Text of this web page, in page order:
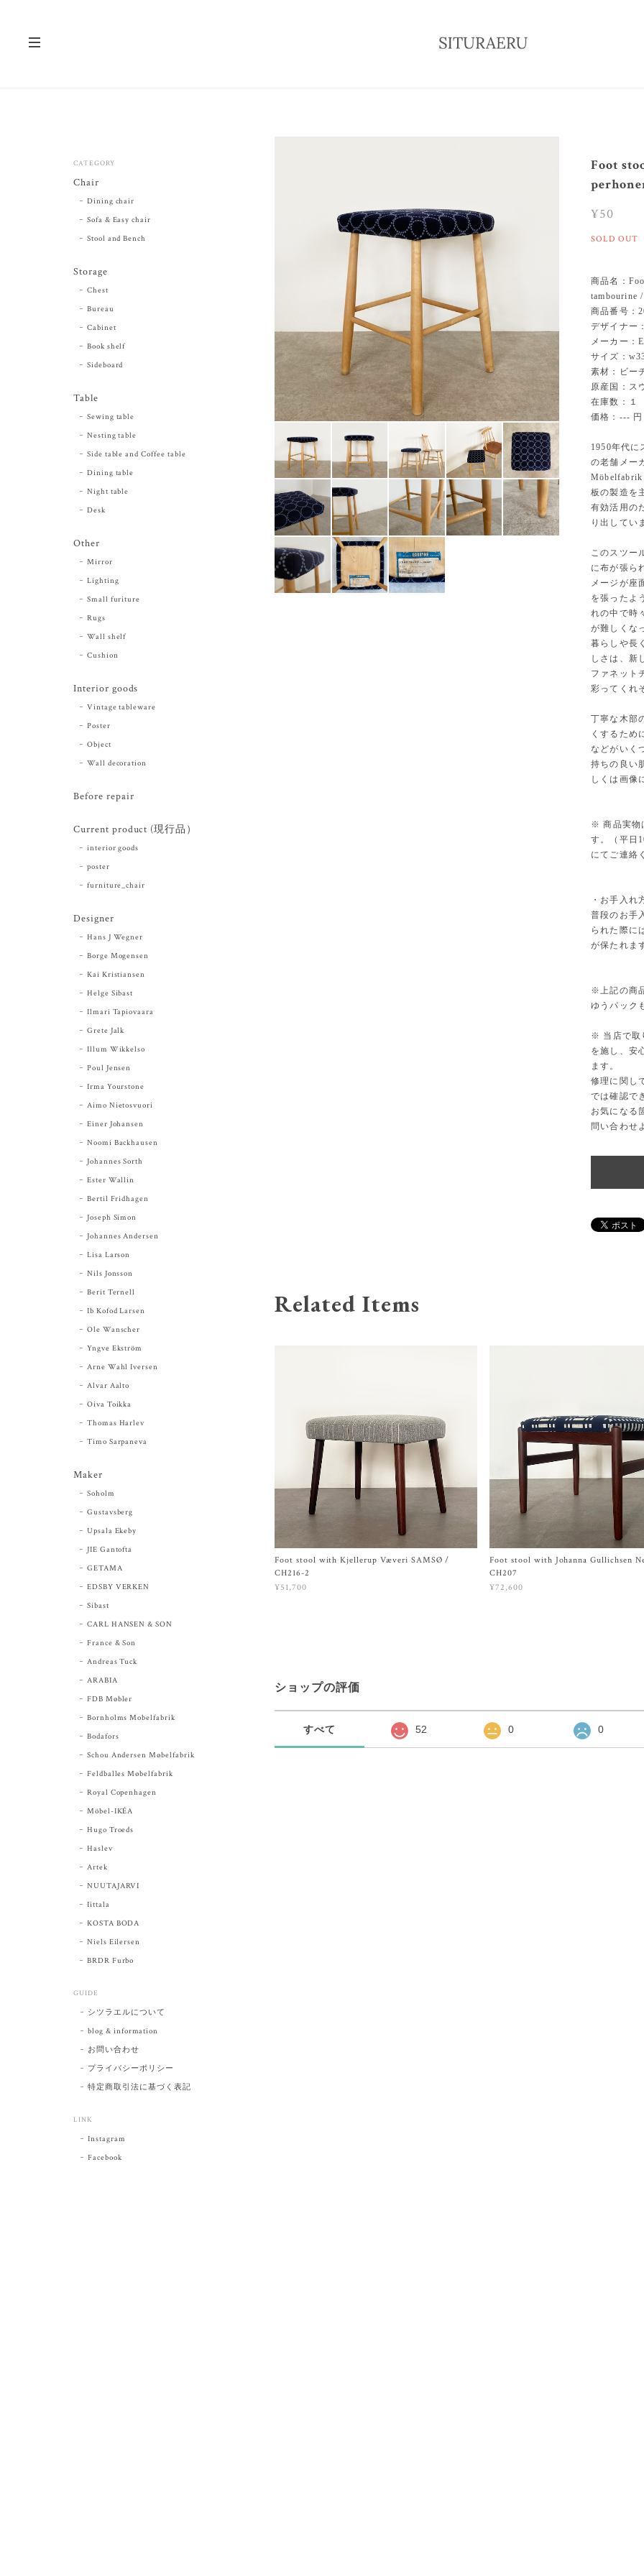
Foot
¥50
SOLD OUT
商品名：
tambourine
商品番号：
デザイナー
メーカー：
サイズ：
素材：ビー
原産国：ス
在庫数：１
価格：--- 円
1950年代に
の老舗メー
Möbelfabrik
板の製造を
有効活用の
り出してい
このスツー
に布が張ら
メージが座
を張ったよ
れの中で時
が難しくな
暮らしや長
しさは、新
ファネット
彩ってくれ
丁寧な木部
くするため
などがいく
持ちの良い
しくは画像
※ 商品実物
す。（平日
にてご連絡
・お手入れ
普段のお手
られた際に
が保たれま
※上記の商
ゆうパック
※ 当店で取
を施し、安
ます。
修理に関し
では確認で
お気になる
問い合わせ
Related Items
Foot stool with Kjellerup Væveri SAMSØ /
CH216-2
¥51,700
Foot stool with Johanna Gullichsen
CH207
¥72,600
ショップの評価
すべて 52 0 0
CATEGORY
Chair
Dining chair
Sofa & Easy chair
Stool and Bench
Storage
Chest
Bureau
Cabinet
Book shelf
Sideboard
Table
Sewing table
Nesting table
Side table and Coffee table
Dining table
Night table
Desk
Other
Mirror
Lighting
Small furiture
Rugs
Wall shelf
Cushion
Interior goods
Vintage tableware
Poster
Object
Wall decoration
Before repair
Current product (現行品）
interior goods
poster
furniture_chair
Designer
Hans J Wegner
Borge Mogensen
Kai Kristiansen
Helge Sibast
Ilmari Tapiovaara
Grete Jalk
Illum Wikkelso
Poul Jensen
Irma Yourstone
Aimo Nietosvuori
Einer Johansen
Noomi Backhausen
Johannes Sorth
Ester Wallin
Bertil Fridhagen
Joseph Simon
Johannes Andersen
Lisa Larson
Nils Jonsson
Berit Ternell
Ib Kofod Larsen
Ole Wanscher
Yngve Ekström
Arne Wahl Iversen
Alvar Aalto
Oiva Toikka
Thomas Harlev
Timo Sarpaneva
Maker
Soholm
Gustavsberg
Upsala Ekeby
JIE Gantofta
GETAMA
EDSBY VERKEN
Sibast
CARL HANSEN & SON
France & Son
Andreas Tuck
ARABIA
FDB Møbler
Bornholms Mobelfabrik
Bodafors
Schou Andersen Møbelfabrik
Feldballes Møbelfabrik
Royal Copenhagen
Möbel-IKÉA
Hugo Troeds
Haslev
Artek
NUUTAJARVI
Iittala
KOSTA BODA
Niels Eilersen
BRDR Furbo
GUIDE
シツラエルについて
blog & information
お問い合わせ
プライバシーポリシー
特定商取引法に基づく表記
LINK
Instagram
Facebook